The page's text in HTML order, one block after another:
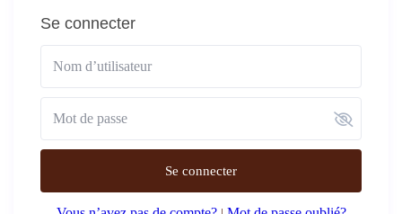
Se connecter
Se connecter